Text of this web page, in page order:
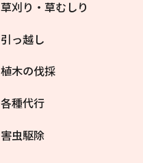
草刈り・草むしり
引っ越し
植木の伐採
各種代行
害虫駆除